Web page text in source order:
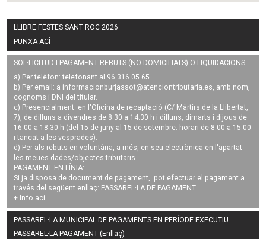
LLIBRE FESTES SANT ROC 2026
PUNXA ACÍ
SOL·LICITUD I PAGAMENT REBUTS (NO DOMICILIATS) O LIQUIDACIONS
a) Per telèfon: telefonant al 96 316 05 65.
b) Per email: a informacionburjassot@atenciontributaria.es, amb nom,
cognoms i DNI del titular.
c) Presencialment: en l'Oficina de recaptació (C/ Màrtirs de la Llibertat,
7), de dilluns a divendres de 8.30 a 14.30 h i dilluns, dimarts i dijous de
16.00 a 18.30 h (del 15 de juny al 15 de setembre: horari de 8.00 a 15.00
i tancat a les vesprades).
d) Per als rebuts en voluntària, a més, en seu electrònica en l'apartat
les meues dades/objectes tributaris.
PAGAMENT EN LÍNIA:
Si ja disposa de document de pagament, pot efectuar el pagament a
través del següent enllaç: PASSAREL·LA DE PAGAMENT
+ Info ací.
PASSAREL·LA MUNICIPAL DE PAGAMENTS EN PERÍODE EXECUTIU
PASSAREL·LA PAGAMENT (Enllaç)